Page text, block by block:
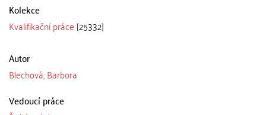
Kolekce
Kvalifikační práce [25332]
Autor
Blechová, Barbora
Vedoucí práce